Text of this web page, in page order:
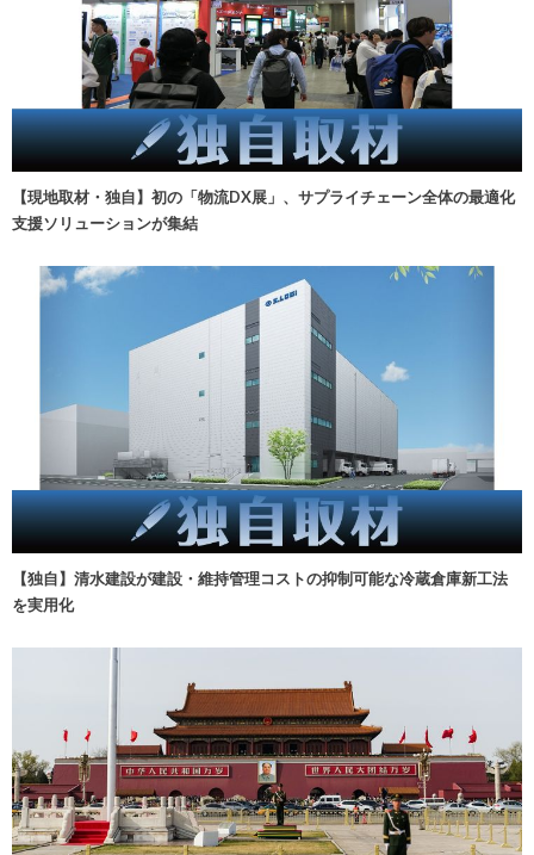
【現地取材・独自】初の「物流DX展」、サプライチェーン全体の最適化
支援ソリューションが集結
【独自】清水建設が建設・維持管理コストの抑制可能な冷蔵倉庫新工法
を実用化